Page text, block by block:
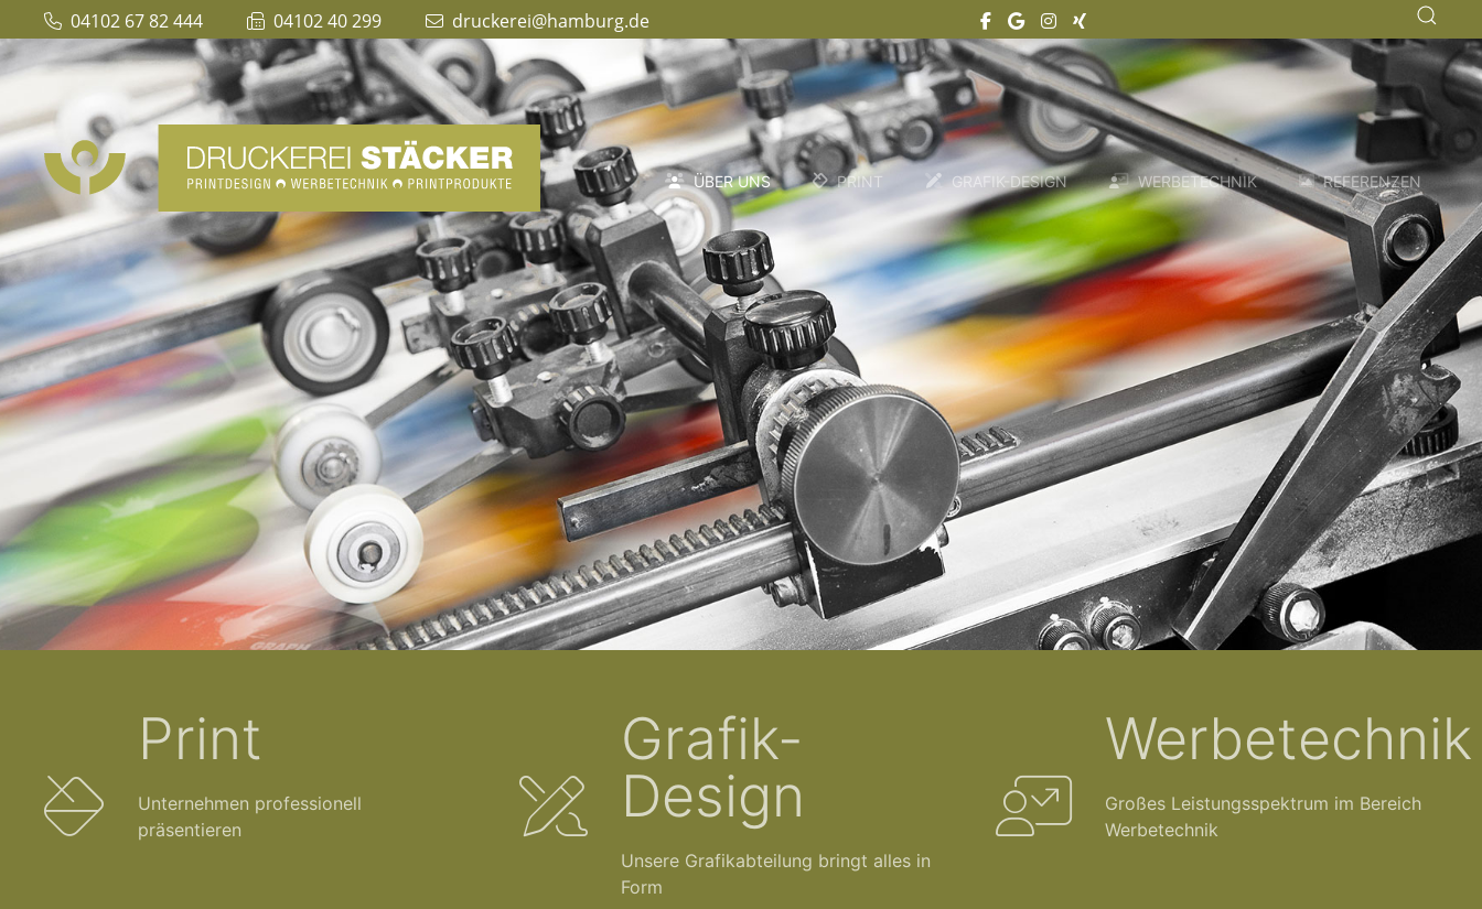
04102 67 82 444 04102 40 299 druckerei@hamburg.de
ÜBER UNS PRINT GRAFIK-DESIGN WERBETECHNIK REFERENZEN
Print
Unternehmen professionell
präsentieren
Grafik-
Design
Unsere Grafikabteilung bringt alles in
Form
Werbetechnik
Großes Leistungsspektrum im Bereich
Werbetechnik